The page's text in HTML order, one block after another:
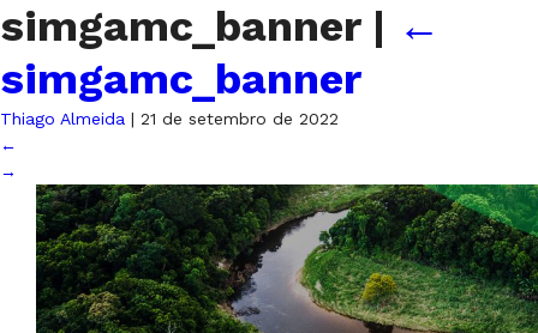
simgamc_banner | ←
simgamc_banner
Thiago Almeida | 21 de setembro de 2022
←
→